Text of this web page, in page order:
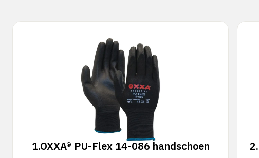
1.OXXA® PU-Flex 14-086 handschoen 2.